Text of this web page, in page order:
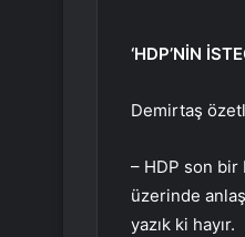
‘HDP’NİN
Demirtaş
– HDP son bir
üzerinde
yazık ki hayır.